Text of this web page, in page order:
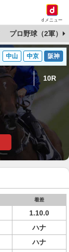
dメニュー
プロ野球（2軍）
中山 中京 阪神
10R
着差
1.10.0
ハナ
ハナ